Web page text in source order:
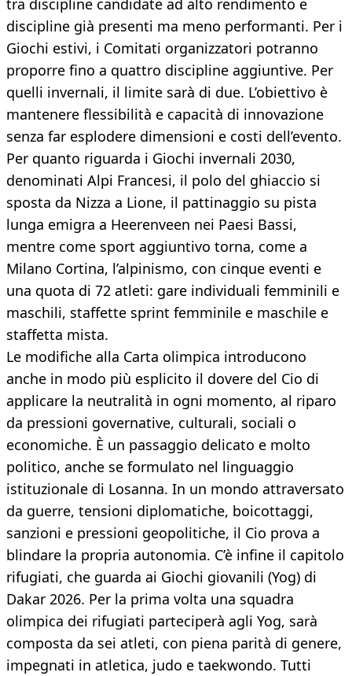
tra discipline candidate ad alto rendimento e
discipline già presenti ma meno performanti. Per i
Giochi estivi, i Comitati organizzatori potranno
proporre fino a quattro discipline aggiuntive. Per
quelli invernali, il limite sarà di due. L’obiettivo è
mantenere flessibilità e capacità di innovazione
senza far esplodere dimensioni e costi dell’evento.
Per quanto riguarda i Giochi invernali 2030,
denominati Alpi Francesi, il polo del ghiaccio si
sposta da Nizza a Lione, il pattinaggio su pista
lunga emigra a Heerenveen nei Paesi Bassi,
mentre come sport aggiuntivo torna, come a
Milano Cortina, l’alpinismo, con cinque eventi e
una quota di 72 atleti: gare individuali femminili e
maschili, staffette sprint femminile e maschile e
staffetta mista.
Le modifiche alla Carta olimpica introducono
anche in modo più esplicito il dovere del Cio di
applicare la neutralità in ogni momento, al riparo
da pressioni governative, culturali, sociali o
economiche. È un passaggio delicato e molto
politico, anche se formulato nel linguaggio
istituzionale di Losanna. In un mondo attraversato
da guerre, tensioni diplomatiche, boicottaggi,
sanzioni e pressioni geopolitiche, il Cio prova a
blindare la propria autonomia. C’è infine il capitolo
rifugiati, che guarda ai Giochi giovanili (Yog) di
Dakar 2026. Per la prima volta una squadra
olimpica dei rifugiati parteciperà agli Yog, sarà
composta da sei atleti, con piena parità di genere,
impegnati in atletica, judo e taekwondo. Tutti